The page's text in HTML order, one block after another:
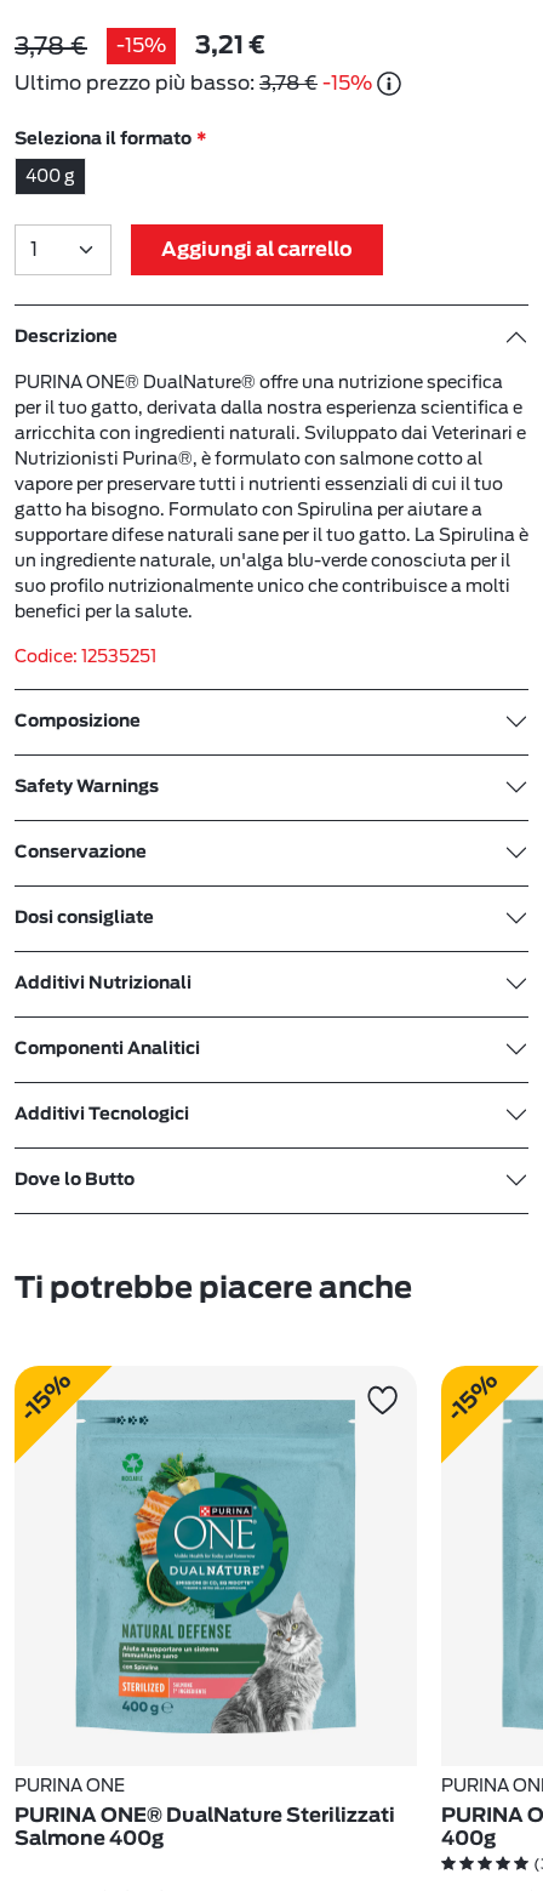
3,78 € -15% 3,21 €
Ultimo prezzo più basso: 3,78 € -15%
Seleziona il formato
400 g
Aggiungi al carrello
Descrizione
PURINA ONE® DualNature® offre una nutrizione specifica
per il tuo gatto, derivata dalla nostra esperienza scientifica e
arricchita con ingredienti naturali. Sviluppato dai Veterinari e
Nutrizionisti Purina®, è formulato con salmone cotto al
vapore per preservare tutti i nutrienti essenziali di cui il tuo
gatto ha bisogno. Formulato con Spirulina per aiutare a
supportare difese naturali sane per il tuo gatto. La Spirulina è
un ingrediente naturale, un'alga blu-verde conosciuta per il
suo profilo nutrizionalmente unico che contribuisce a molti
benefici per la salute.
Codice: 12535251
Composizione
Safety Warnings
Conservazione
Dosi consigliate
Additivi Nutrizionali
Componenti Analitici
Additivi Tecnologici
Dove lo Butto
Ti potrebbe piacere anche
-15%
PURINA ONE
PURINA ONE® DualNature Sterilizzati
Salmone 400g
-15%
PURINA
PURINA
400g